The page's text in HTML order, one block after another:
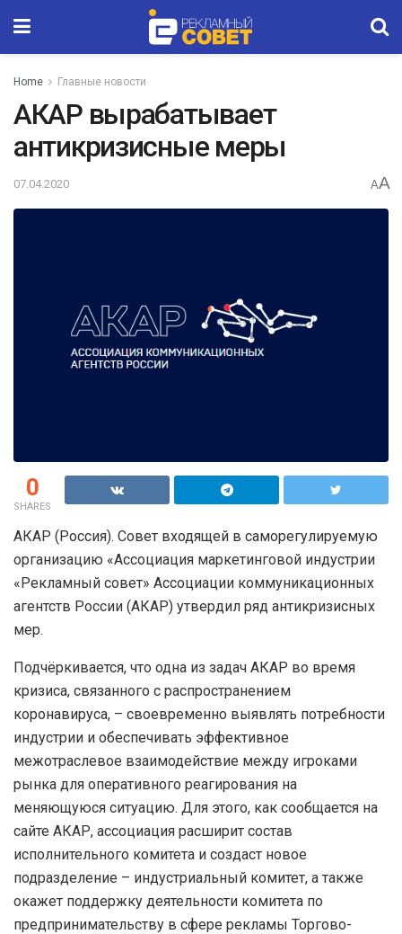
Home Главные новости
АКАР вырабатывает
антикризисные меры
07.04.2020 AA
0
SHARES
АКАР (Россия). Совет входящей в саморегулируемую
организацию «Ассоциация маркетинговой индустрии
«Рекламный совет» Ассоциации коммуникационных
агентств России (АКАР) утвердил ряд антикризисных
мер.
Подчёркивается, что одна из задач АКАР во время
кризиса, связанного с распространением
коронавируса, – своевременно выявлять потребности
индустрии и обеспечивать эффективное
межотраслевое взаимодействие между игроками
рынка для оперативного реагирования на
меняющуюся ситуацию. Для этого, как сообщается на
сайте АКАР, ассоциация расширит состав
исполнительного комитета и создаст новое
подразделение – индустриальный комитет, а также
окажет поддержку деятельности комитета по
предпринимательству в сфере рекламы Торгово-